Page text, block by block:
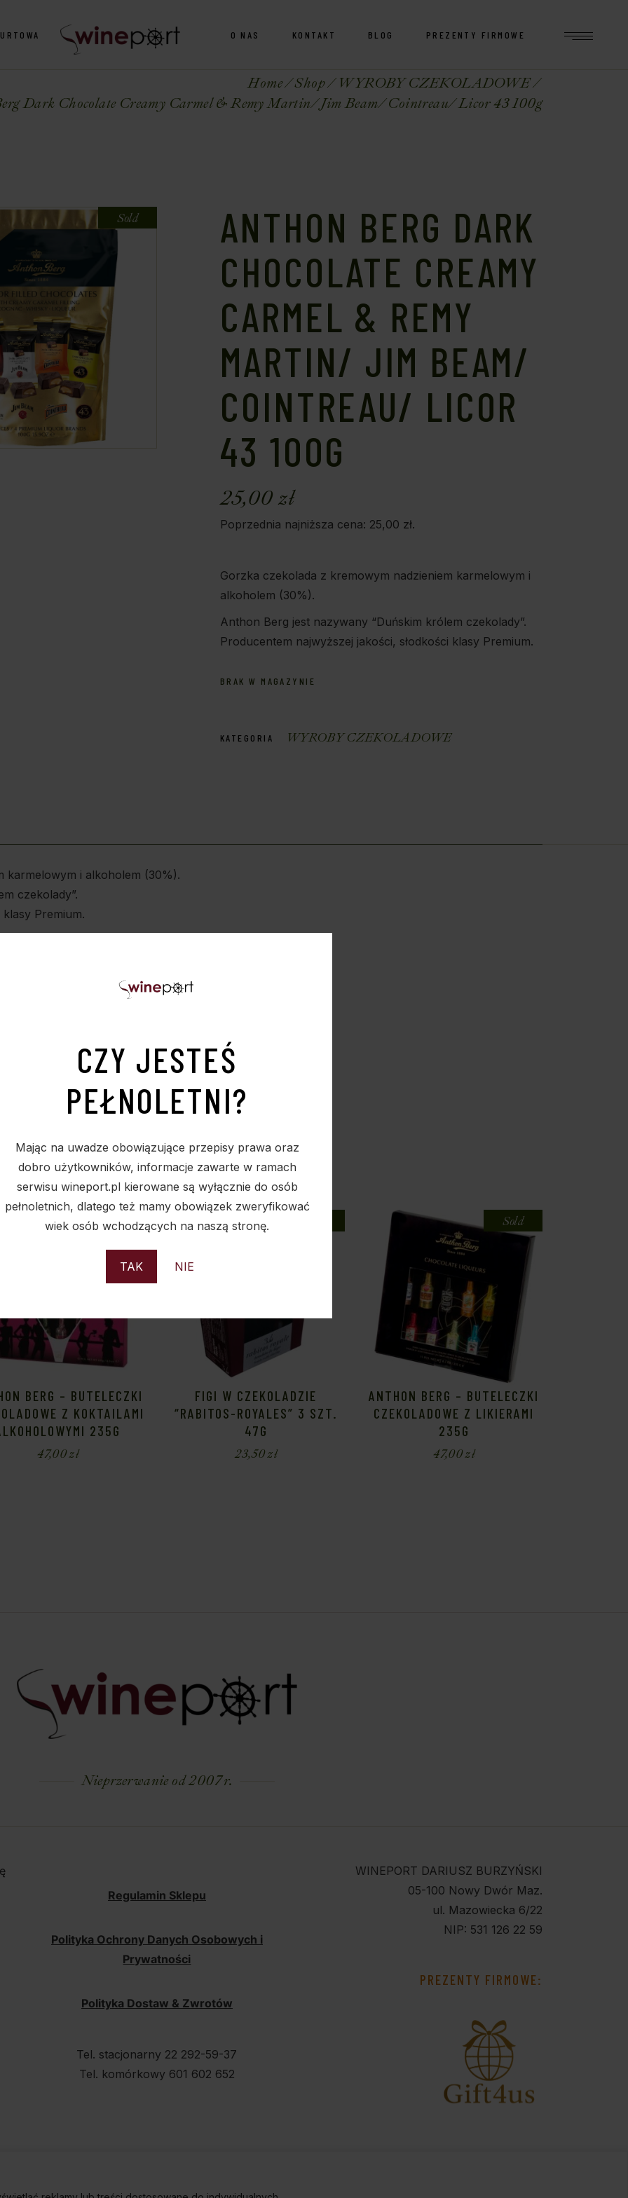
CZY JESTEŚ
PEŁNOLETNI?
Mając na uwadze obowiązujące przepisy prawa oraz
dobro użytkowników, informacje zawarte w ramach
serwisu wineport.pl kierowane są wyłącznie do osób
pełnoletnich, dlatego też mamy obowiązek zweryfikować
wiek osób wchodzących na naszą stronę.
TAK NIE
O NAS KONTAKT BLOG PREZENTY FIRMOWE
Home Shop
WYROBY CZEKOLADOWE
Dark Chocolate Creamy Carmel & Remy Martin/ Jim Beam/ Cointreau/ Licor 43 100g
Sold
ANTHON BERG DARK
CHOCOLATE CREAMY
CARMEL & REMY
MARTIN/ JIM BEAM/
COINTREAU/ LICOR
43 100G
25,00zł
Poprzednia najniższa cena: 25,00 zł.
Gorzka czekolada z kremowym nadzieniem karmelowym i
alkoholem (30%).
Anthon Berg jest nazywany “Duńskim królem czekolady”.
Producentem najwyższej jakości, słodkości klasy Premium.
BRAK W MAGAZYNIE
KATEGORIA WYROBY CZEKOLADOWE
karmelowym i alkoholem (30%).
czekolady”.
Premium.
PODOBNE PRODUKTY
Sold
BERG – BUTELECZKI
Z KOKTAILAMI
235G
47,00zł
FIGI W CZEKOLADZIE
“RABITOS-ROYALES” 3 SZT.
47G
23,50zł
Sold
ANTHON BERG – BUTELECZKI
CZEKOLADOWE Z LIKIERAMI
235G
47,00zł
Nieprzerwanie od 2007 r.
Regulamin Sklepu
Polityka Ochrony Danych Osobowych i
Prywatności
Polityka Dostaw & Zwrotów
Tel. stacjonarny 22 292-59-37
Tel. komórkowy 601 602 652
WINEPORT DARIUSZ BURZYŃSKI
05-100 Nowy Dwór Maz.
ul. Mazowiecka 6/22
NIP: 531 126 22 59
PREZENTY FIRMOWE: